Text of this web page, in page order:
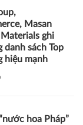
Masan
Materials ghi
danh sách Top
hiệu mạnh
hoa Pháp”